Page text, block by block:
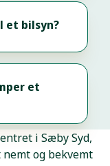
et bilsyn?
et
i Sæby Syd,
og bekvemt